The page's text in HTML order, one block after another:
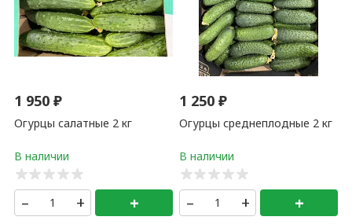
1 950₽
Огурцы салатные 2 кг
– + +
1 250₽
Огурцы среднеплодные 2 кг
– + +